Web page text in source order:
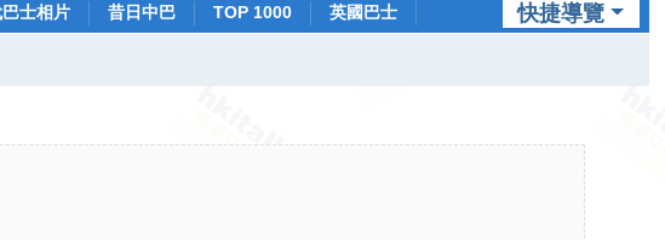
快捷導覽
士相片 昔日中巴 TOP 1000
英國巴士